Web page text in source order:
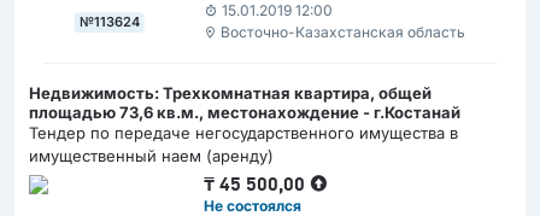
№113624
15.01.2019 12:00
Восточно-Казахстанская область
Недвижимость: Трехкомнатная квартира, общей
площадью 73,6 кв.м., местонахождение - г.Костанай
Тендер по передаче негосударственного имущества в
имущественный наем (аренду)
₸45 500,00
Не состоялся